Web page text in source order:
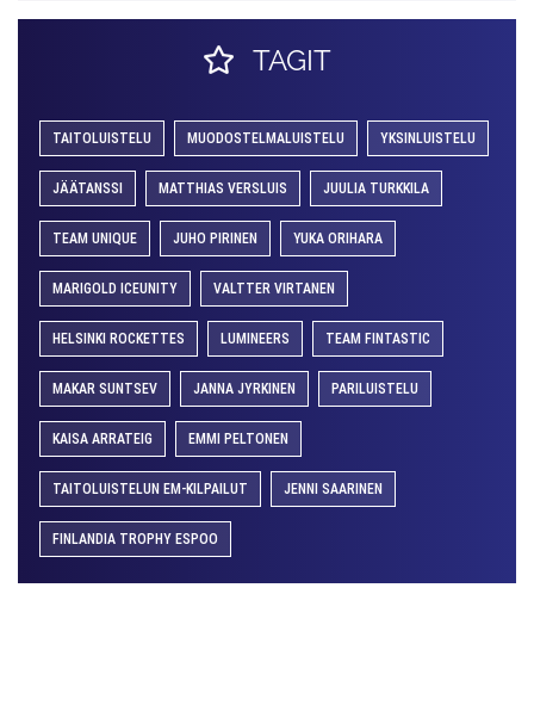
TAGIT
TAITOLUISTELU MUODOSTELMALUISTELU YKSINLUISTELU
JÄÄTANSSI MATTHIAS VERSLUIS JUULIA TURKKILA
TEAM UNIQUE JUHO PIRINEN YUKA ORIHARA
MARIGOLD ICEUNITY VALTTER VIRTANEN
HELSINKI ROCKETTES LUMINEERS TEAM FINTASTIC
MAKAR SUNTSEV JANNA JYRKINEN PARILUISTELU
KAISA ARRATEIG EMMI PELTONEN
TAITOLUISTELUN EM-KILPAILUT JENNI SAARINEN
FINLANDIA TROPHY ESPOO